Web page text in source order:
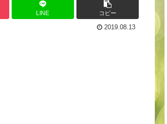
LINE コピー
2019.08.13